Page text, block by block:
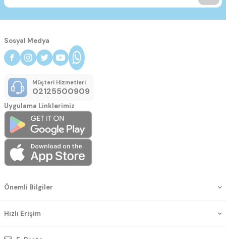
Önemli Bilgiler
Hızlı Erişim
Sosyal Medya
Müşteri Hizmetleri
02125500909
Uygulama Linklerimiz